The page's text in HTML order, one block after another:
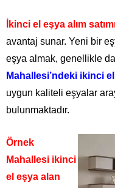
İkinci el eşya alım
avantaj sunar. Yeni bir
eşya almak, genellikle
Mahallesi’ndeki ikinci
uygun kaliteli eşyalar
bulunmaktadır.
Örnek
Mahallesi ikinci
el eşya alan